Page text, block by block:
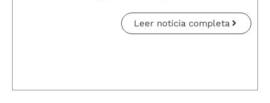
Leer noticia completa